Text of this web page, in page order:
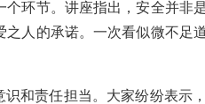
环节。讲座指出，安全并非
人的承诺。一次看似微不足
和责任担当。大家纷纷表示